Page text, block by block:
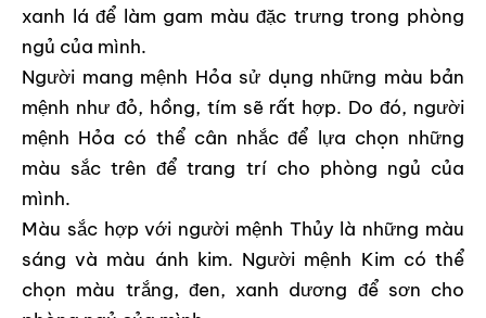
xanh lá để làm gam màu đặc trưng trong phòng
ngủ của mình.
Người mang mệnh Hỏa sử dụng những màu bản
mệnh như đỏ, hồng, tím sẽ rất hợp. Do đó, người
mệnh Hỏa có thể cân nhắc để lựa chọn những
màu sắc trên để trang trí cho phòng ngủ của
mình.
Màu sắc hợp với người mệnh Thủy là những màu
sáng và màu ánh kim. Người mệnh Kim có thể
chọn màu trắng, đen, xanh dương để sơn cho